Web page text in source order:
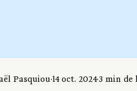
Pasquiou 14 oct. 2024 3 min de